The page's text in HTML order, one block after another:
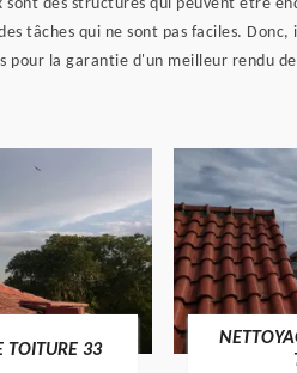
sont des structures qui peuvent être
tâches qui ne sont pas faciles.
pour la garantie d'un meilleur rendu
TOITURE 33